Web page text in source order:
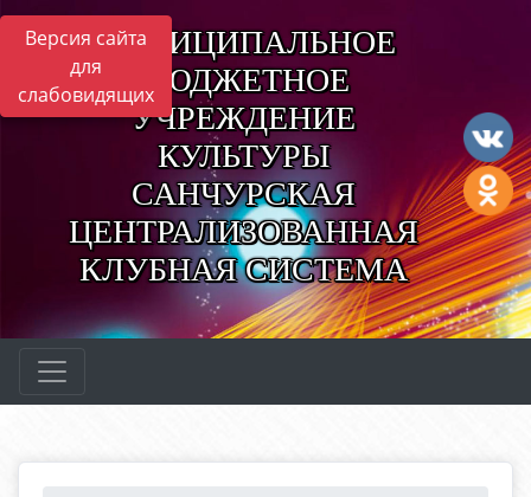
Версия сайта
для
слабовидящих
МУНИЦИПАЛЬНОЕ
БЮДЖЕТНОЕ
УЧРЕЖДЕНИЕ
КУЛЬТУРЫ
САНЧУРСКАЯ
ЦЕНТРАЛИЗОВАННАЯ
КЛУБНАЯ СИСТЕМА